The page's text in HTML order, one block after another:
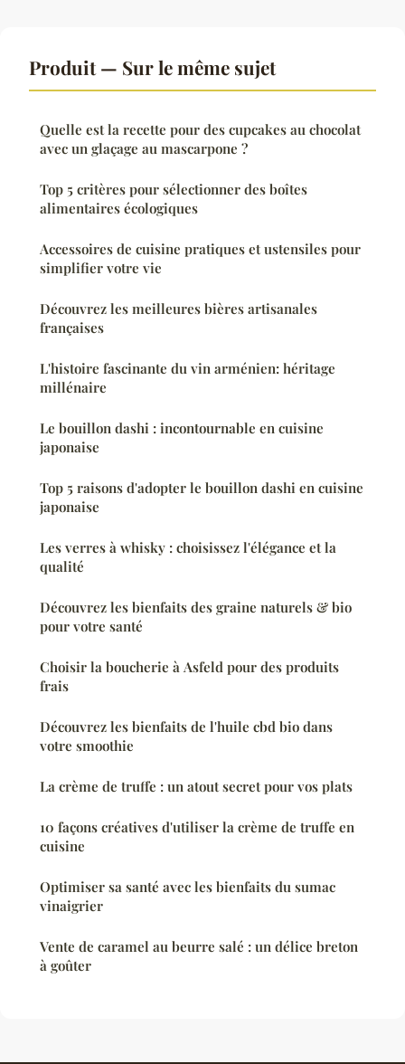
Produit — Sur le même sujet
Quelle est la recette pour des cupcakes au chocolat
avec un glaçage au mascarpone ?
Top 5 critères pour sélectionner des boîtes
alimentaires écologiques
Accessoires de cuisine pratiques et ustensiles pour
simplifier votre vie
Découvrez les meilleures bières artisanales
françaises
L'histoire fascinante du vin arménien: héritage
millénaire
Le bouillon dashi : incontournable en cuisine
japonaise
Top 5 raisons d'adopter le bouillon dashi en cuisine
japonaise
Les verres à whisky : choisissez l'élégance et la
qualité
Découvrez les bienfaits des graine naturels & bio
pour votre santé
Choisir la boucherie à Asfeld pour des produits
frais
Découvrez les bienfaits de l'huile cbd bio dans
votre smoothie
La crème de truffe : un atout secret pour vos plats
10 façons créatives d'utiliser la crème de truffe en
cuisine
Optimiser sa santé avec les bienfaits du sumac
vinaigrier
Vente de caramel au beurre salé : un délice breton
à goûter